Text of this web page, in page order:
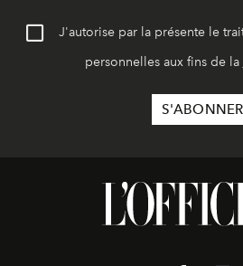
J'autorise par la présente le
personnelles aux fins de la